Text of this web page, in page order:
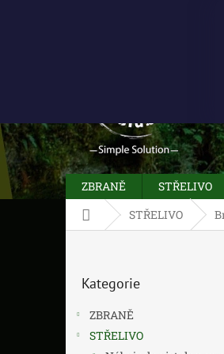
ZBRANĚ STŘELIVO
Domů STŘELIVO
kategorie
Kategorie
ZBRANĚ
STŘELIVO